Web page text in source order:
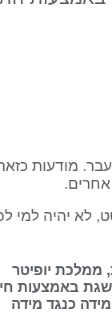
מודעות
אחרים.
יהיה למי
ממלכת יופיטר
באמצעות
כנגד מידה